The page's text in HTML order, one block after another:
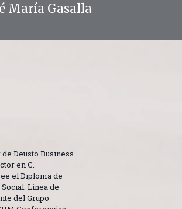
María Gasalla
Deusto Business
en C.
el Diploma de
Línea de
del Grupo